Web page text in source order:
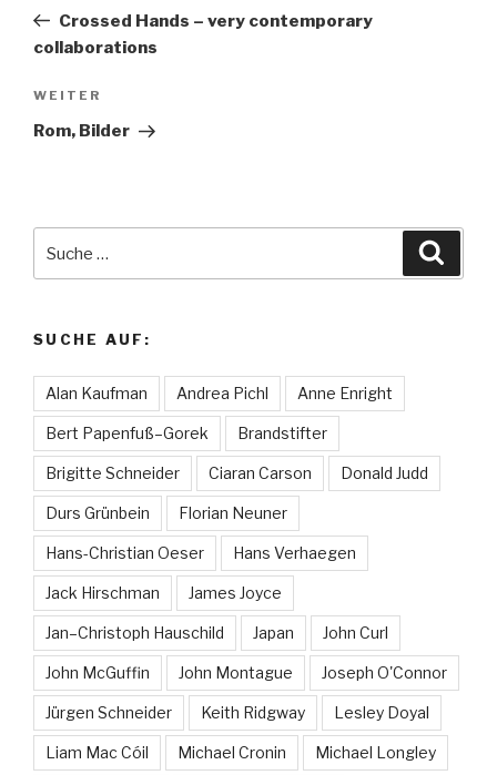
Beitrag
Crossed Hands – very contemporary
collaborations
Nächster
Beitrag
WEITER
Rom, Bilder
SUCHE AUF:
Alan Kaufman Andrea Pichl Anne Enright
Bert Papenfuß–Gorek Brandstifter
Brigitte Schneider Ciaran Carson Donald Judd
Durs Grünbein Florian Neuner
Hans-Christian Oeser Hans Verhaegen
Jack Hirschman James Joyce
Jan–Christoph Hauschild Japan John Curl
John McGuffin John Montague Joseph O'Connor
Jürgen Schneider Keith Ridgway Lesley Doyal
Liam Mac Cóil Michael Cronin Michael Longley